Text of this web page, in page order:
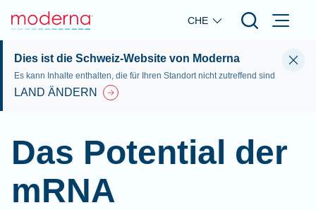
Skip to main content
CHE
Dies ist die Schweiz-Website von Moderna
Es kann Inhalte enthalten, die für Ihren Standort nicht zutreffend sind
LAND ÄNDERN
Das Potential der
mRNA